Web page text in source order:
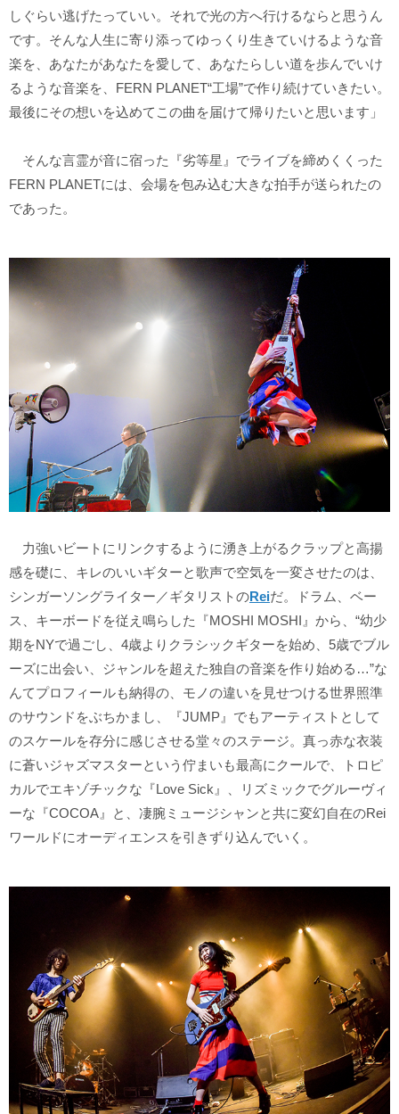
しぐらい逃げたっていい。それで光の方へ行けるならと思うん
です。そんな人生に寄り添ってゆっくり生きていけるような音
楽を、あなたがあなたを愛して、あなたらしい道を歩んでいけ
るような音楽を、FERN PLANET“工場”で作り続けていきたい。
最後にその想いを込めてこの曲を届けて帰りたいと思います」
そんな言霊が音に宿った『劣等星』でライブを締めくくった
FERN PLANETには、会場を包み込む大きな拍手が送られたの
であった。
力強いビートにリンクするように湧き上がるクラップと高揚
感を礎に、キレのいいギターと歌声で空気を一変させたのは、
シンガーソングライター／ギタリストのReiだ。ドラム、ベー
ス、キーボードを従え鳴らした『MOSHI MOSHI』から、“幼少
期をNYで過ごし、4歳よりクラシックギターを始め、5歳でブル
ーズに出会い、ジャンルを超えた独自の音楽を作り始める…”な
んてプロフィールも納得の、モノの違いを見せつける世界照準
のサウンドをぶちかまし、『JUMP』でもアーティストとして
のスケールを存分に感じさせる堂々のステージ。真っ赤な衣装
に蒼いジャズマスターという佇まいも最高にクールで、トロピ
カルでエキゾチックな『Love Sick』、リズミックでグルーヴィ
ーな『COCOA』と、凄腕ミュージシャンと共に変幻自在のRei
ワールドにオーディエンスを引きずり込んでいく。